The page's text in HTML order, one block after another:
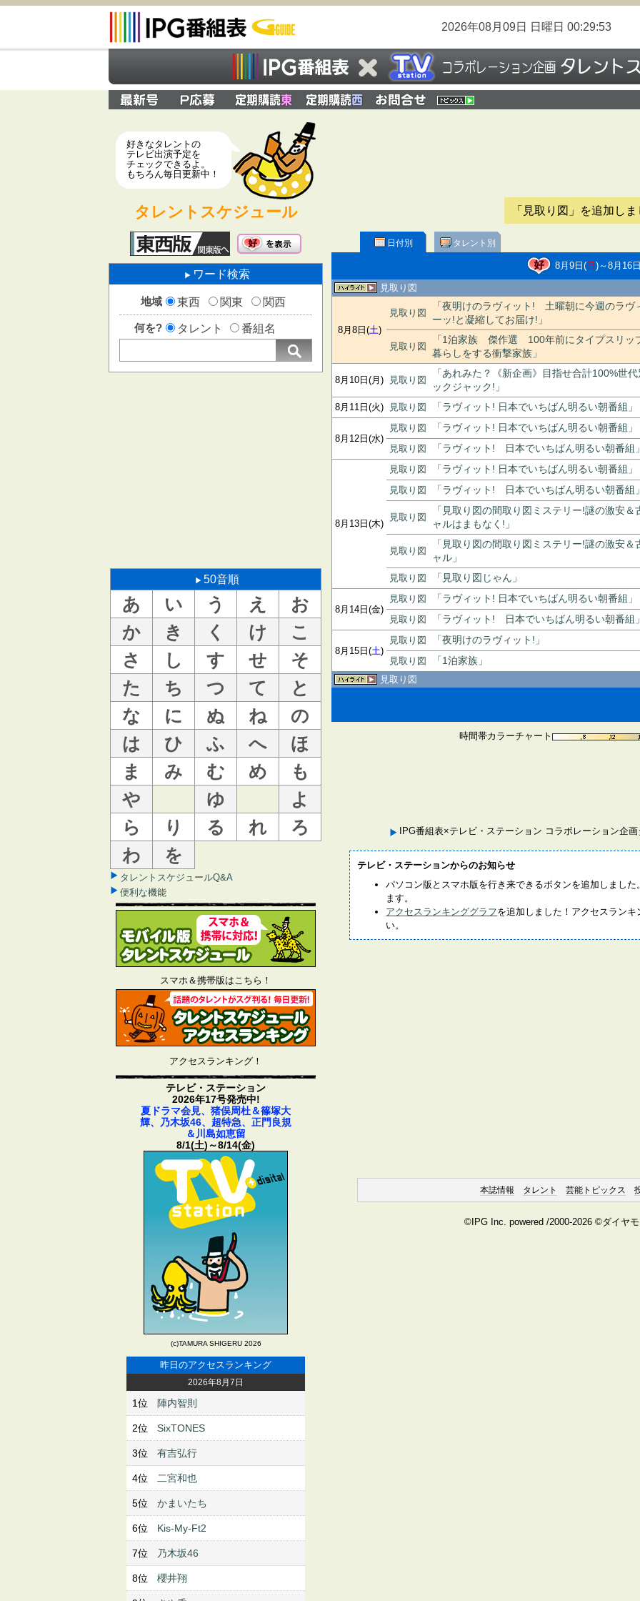
2026年08月09日 日曜日 00:29:53
好きなタレントの
テレビ出演予定を
チェックできるよ。
もちろん毎日更新中！
タレントスケジュール
ワード検索
地域 東西 関東 関西
何を? タレント 番組名
50音順
あ い う え
お
か
き く け
こ
さ
し す せ
そ
た
ち つ て
と
な
に ぬ ね
の
は
ひ ふ へ
ほ
ま
み む め
も
や
ゆ
よ
ら
り る れ
ろ
わ
を
タレントスケジュールQ&A
便利な機能
スマホ＆携帯版はこちら！
アクセスランキング！
テレビ・ステーション
2026年17号発売中!
夏ドラマ会見、猪俣周杜＆篠塚大
輝、乃木坂46、超特急、正門良規
＆川島如恵留
8/1(土)～8/14(金)
(c)TAMURA SHIGERU 2026
昨日のアクセスランキング
2026年8月7日
1位 陣内智則
2位 SixTONES
3位 有吉弘行
4位 二宮和也
5位 かまいたち
6位 Kis-My-Ft2
7位 乃木坂46
8位 櫻井翔
「見取り図」を追加しま
日付別 タレント別
8月9日( 日 )～8月16
見取り図
8月8日(土)
見取り図
「夜明けのラヴィット! 土曜朝に今週のラヴ
ーッ!と凝縮してお届け!」
見取り図
「1泊家族 傑作選 100年前にタイプスリッ
暮らしをする衝撃家族」
8月10日(月) 見取り図
「あれみた？《新企画》目指せ合計100%世
ックジャック!」
8月11日(火) 見取り図 「ラヴィット! 日本でいちばん明るい朝番組」
8月12日(水)
見取り図 「ラヴィット! 日本でいちばん明るい朝番組」
見取り図
「ラヴィット! 日本でいちばん明るい朝番組」
8月13日(木)
見取り図 「ラヴィット! 日本でいちばん明るい朝番組」
見取り図
「ラヴィット! 日本でいちばん明るい朝番組」
見取り図
「見取り図の間取り図ミステリー!謎の激安＆
ャルはまもなく!」
見取り図
「見取り図の間取り図ミステリー!謎の激安＆
ャル」
見取り図 「見取り図じゃん」
8月14日(金)
見取り図 「ラヴィット! 日本でいちばん明るい朝番組」
見取り図
「ラヴィット! 日本でいちばん明るい朝番組」
8月15日(土)
見取り図 「夜明けのラヴィット!」
見取り図
「1泊家族」
見取り図
時間帯カラーチャート
IPG番組表×テレビ・ステーション コラボレーション企
テレビ・ステーションからのお知らせ
パソコン版とスマホ版を行き来できるボタンを追加しまし
ます。
アクセスランキンググラフを追加しました！アクセスラン
い。
本誌情報 タレント 芸能トピックス
©IPG Inc. powered /2000-2026 ©ダイヤ